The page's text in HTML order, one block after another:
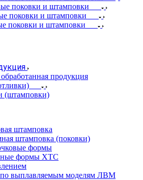
поковки и штамповки
поковки и штамповки
поковки и штамповки
обработанная продукция
(штамповки)
штамповка
штамповка (поковки)
формы
формы ХТС
по выплавляемым моделям ЛВМ